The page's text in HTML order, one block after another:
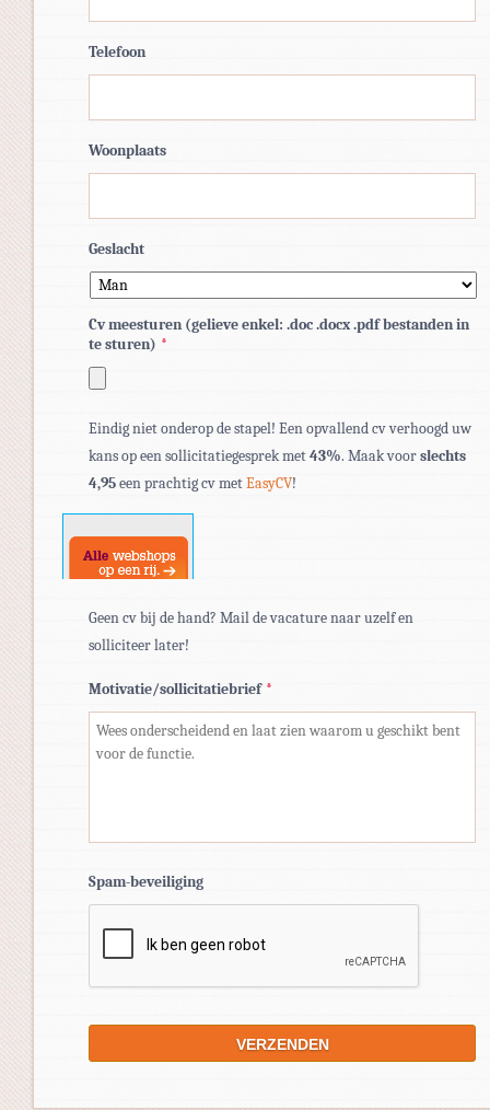
Telefoon
Woonplaats
Geslacht
Cv meesturen (gelieve enkel: .doc .docx .pdf bestanden in
te sturen) *
bestandstypen:
pdf,
doc,
docx.
Eindig niet onderop de stapel! Een opvallend cv verhoogd uw
kans op een sollicitatiegesprek met43%. Maak voorslechts
4,95een prachtig cv metEasyCV!
Geen cv bij de hand? Mail de vacature naar uzelf en
solliciteer later!
Motivatie/sollicitatiebrief *
Spam-beveiliging